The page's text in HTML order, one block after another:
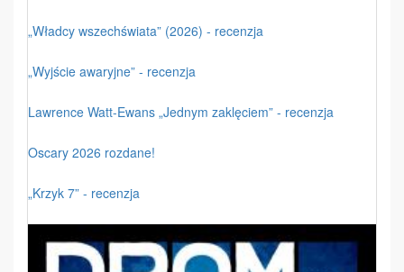
„Władcy wszechświata” (2026) - recenzja
„Wyjście awaryjne” - recenzja
Lawrence Watt-Ewans „Jednym zaklęciem” - recenzja
Oscary 2026 rozdane!
„Krzyk 7” - recenzja